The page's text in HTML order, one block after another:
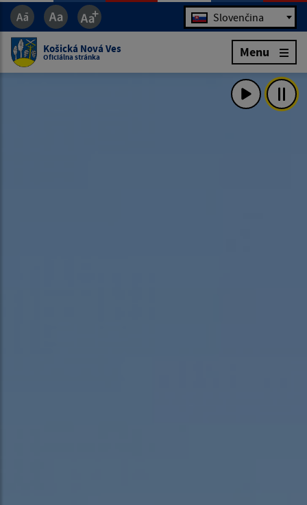
Jazyk Slovenčina
Košická Nová Ves
Oficiálna stránka Menu